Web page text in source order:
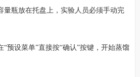
量瓶放在托盘上，实验人员必须手动完
预设菜单”直接按“确认”按键，开始蒸馏